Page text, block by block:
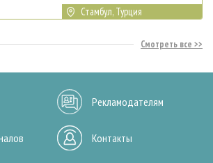
Стамбул, Турция
Смотреть все
Рекламодателям
Контакты